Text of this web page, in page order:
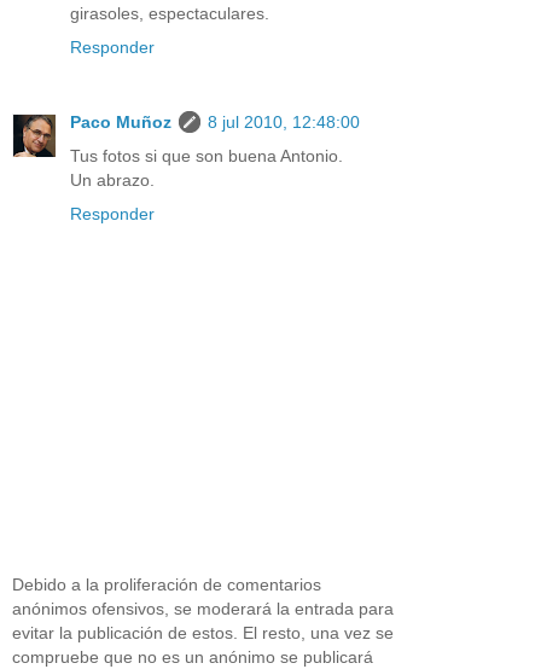
girasoles, espectaculares.
Responder
Paco Muñoz
8 jul 2010, 12:48:00
Tus fotos si que son buena Antonio.
Un abrazo.
Responder
Debido a la proliferación de comentarios
anónimos ofensivos, se moderará la entrada para
evitar la publicación de estos. El resto, una vez se
compruebe que no es un anónimo se publicará